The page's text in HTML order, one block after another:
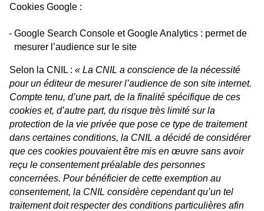
Cookies Google :
Google Search Console et Google Analytics : permet de
mesurer l’audience sur le site
Selon la CNIL : « La CNIL a conscience de la nécessité
pour un éditeur de mesurer l’audience de son site internet.
Compte tenu, d’une part, de la finalité spécifique de ces
cookies et, d’autre part, du risque très limité sur la
protection de la vie privée que pose ce type de traitement
dans certaines conditions, la CNIL a décidé de considérer
que ces cookies pouvaient être mis en œuvre sans avoir
reçu le consentement préalable des personnes
concernées. Pour bénéficier de cette exemption au
consentement, la CNIL considère cependant qu’un tel
traitement doit respecter des conditions particulières afin